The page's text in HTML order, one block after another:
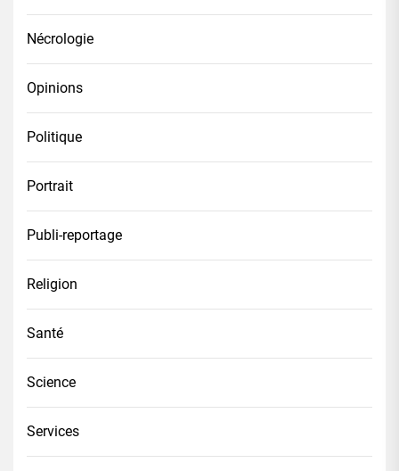
Nécrologie
Opinions
Politique
Portrait
Publi-reportage
Religion
Santé
Science
Services